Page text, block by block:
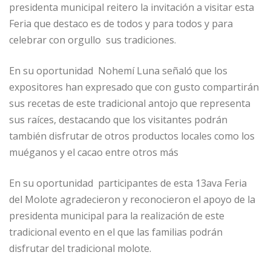
presidenta municipal reitero la invitación a visitar esta
Feria que destaco es de todos y para todos y para
celebrar con orgullo sus tradiciones.
En su oportunidad Nohemí Luna señaló que los
expositores han expresado que con gusto compartirán
sus recetas de este tradicional antojo que representa
sus raíces, destacando que los visitantes podrán
también disfrutar de otros productos locales como los
muéganos y el cacao entre otros más
En su oportunidad participantes de esta 13ava Feria
del Molote agradecieron y reconocieron el apoyo de la
presidenta municipal para la realización de este
tradicional evento en el que las familias podrán
disfrutar del tradicional molote.